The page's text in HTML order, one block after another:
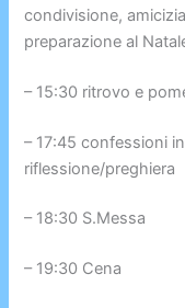
condivisione,
preparazione al
– 15:30 ritrovo e
– 17:45 confessioni
riflessione/preghiera
– 18:30 S.Messa
– 19:30 Cena